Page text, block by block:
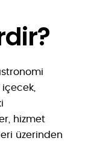
hizmet
üzerinden